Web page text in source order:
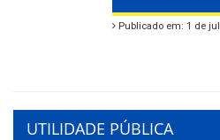
Publicado em: 1 de
UTILIDADE PÚBLICA